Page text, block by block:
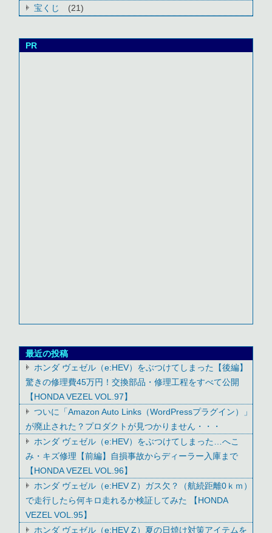
宝くじ
(21)
PR
最近の投稿
ホンダ ヴェゼル（e:HEV）をぶつけてしまった【後編】
驚きの修理費45万円！交換部品・修理工程をすべて公開
【HONDA VEZEL VOL.97】
ついに「Amazon Auto Links（WordPressプラグイン）」
が廃止された？プロダクトが見つかりません・・・
ホンダ ヴェゼル（e:HEV）をぶつけてしまった…へこ
み・キズ修理【前編】自損事故からディーラー入庫まで
【HONDA VEZEL VOL.96】
ホンダ ヴェゼル（e:HEV Z）ガス欠？（航続距離0ｋｍ）
で走行したら何キロ走れるか検証してみた 【HONDA
VEZEL VOL.95】
ホンダ ヴェゼル（e:HEV Z）夏の日焼け対策アイテムを